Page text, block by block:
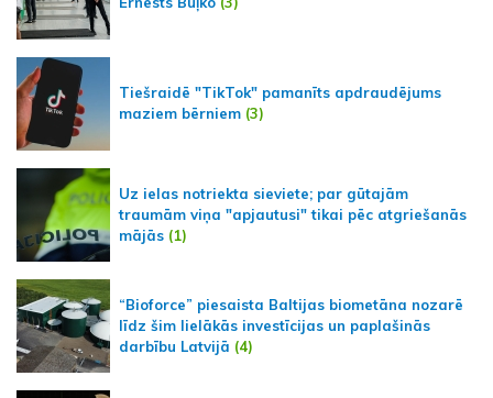
Tiešraidē "TikTok" pamanīts apdraudējums
maziem bērniem (3)
Uz ielas notriekta sieviete; par gūtajām
traumām viņa "apjautusi" tikai pēc atgriešanās
mājās (1)
“Bioforce” piesaista Baltijas biometāna nozarē
līdz šim lielākās investīcijas un paplašinās
darbību Latvijā (4)